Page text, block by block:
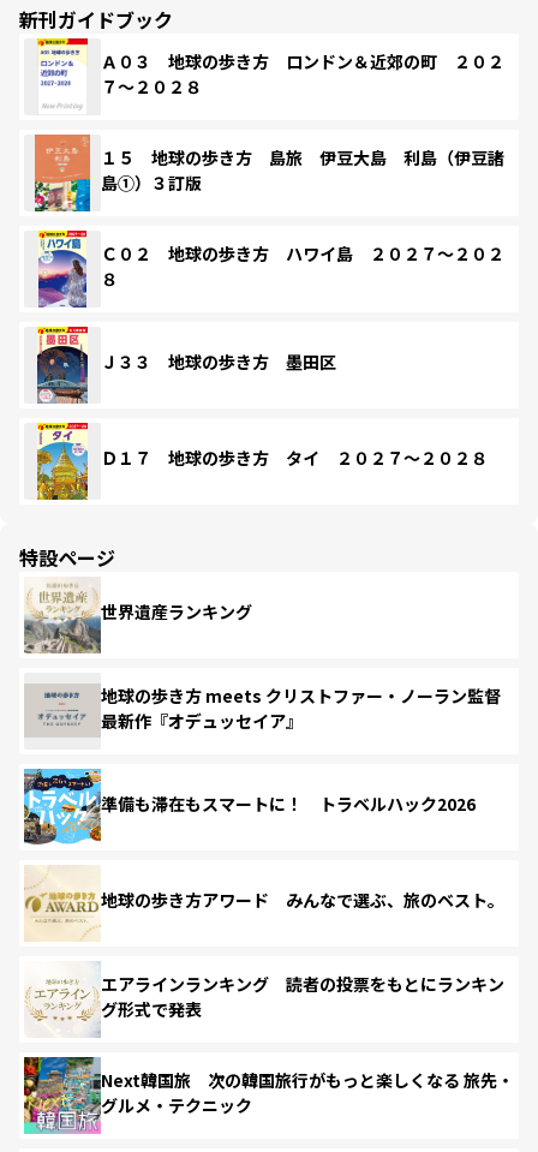
新刊ガイドブック
Ａ０３ 地球の歩き方 ロンドン＆近郊の町 ２０２
７～２０２８
１５ 地球の歩き方 島旅 伊豆大島 利島（伊豆諸
島①）３訂版
Ｃ０２ 地球の歩き方 ハワイ島 ２０２７～２０２
８
Ｊ３３ 地球の歩き方 墨田区
Ｄ１７ 地球の歩き方 タイ ２０２７～２０２８
特設ページ
世界遺産ランキング
地球の歩き方 meets クリストファー・ノーラン監督
最新作『オデュッセイア』
準備も滞在もスマートに！ トラベルハック2026
地球の歩き方アワード みんなで選ぶ、旅のベスト。
エアラインランキング 読者の投票をもとにランキン
グ形式で発表
Next韓国旅 次の韓国旅行がもっと楽しくなる 旅先・
グルメ・テクニック